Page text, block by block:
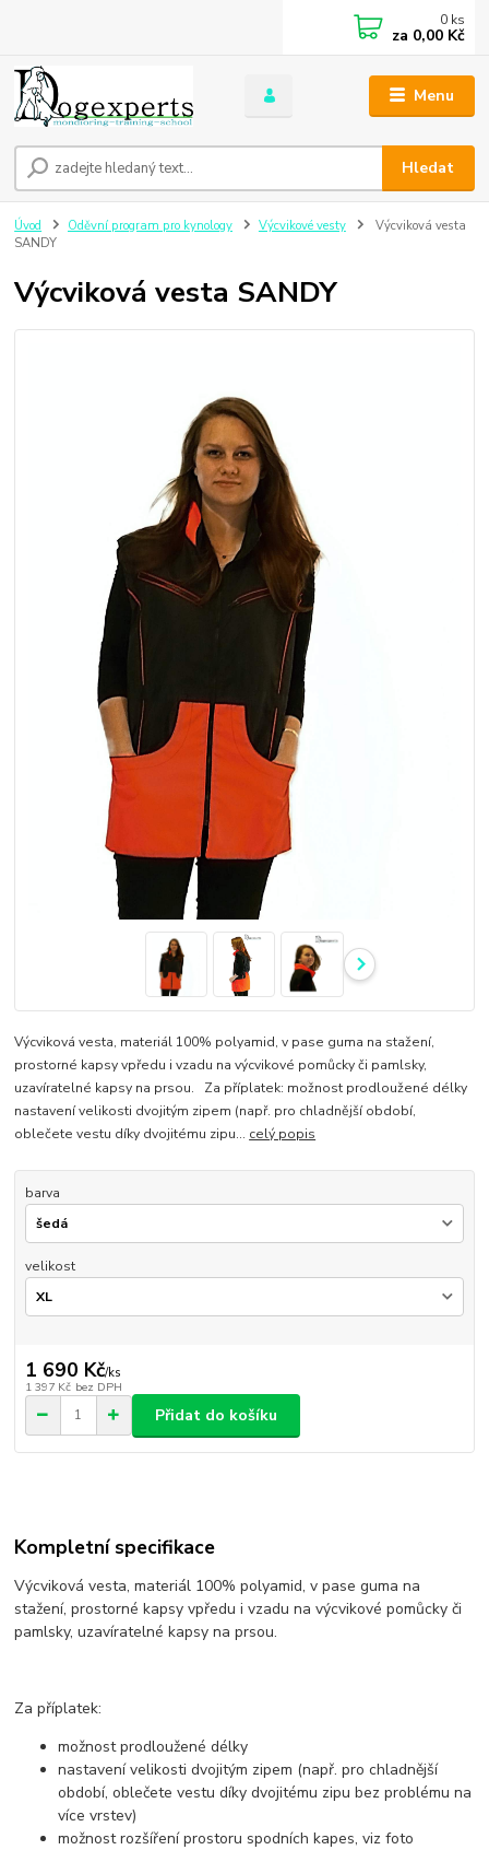
Menu
Hledat
0 ks
za 0,00 Kč
Úvod Oděvní program pro kynology Výcvikové vesty
Výcviková vesta
SANDY
Výcviková vesta SANDY
Výcviková vesta, materiál 100% polyamid, v pase guma na stažení,
prostorné kapsy vpředu i vzadu na výcvikové pomůcky či pamlsky,
uzavíratelné kapsy na prsou. Za příplatek: možnost prodloužené délky
nastavení velikosti dvojitým zipem (např. pro chladnější období,
oblečete vestu díky dvojitému zipu... celý popis
barva
velikost
1 690 Kč/ks
1 397 Kč bez DPH
Přidat do košíku
Kompletní specifikace
Výcviková vesta, materiál 100% polyamid, v pase guma na
stažení, prostorné kapsy vpředu i vzadu na výcvikové pomůcky či
pamlsky, uzavíratelné kapsy na prsou.
Za příplatek:
možnost prodloužené délky
nastavení velikosti dvojitým zipem (např. pro chladnější
období, oblečete vestu díky dvojitému zipu bez problému na
více vrstev)
možnost rozšíření prostoru spodních kapes, viz foto